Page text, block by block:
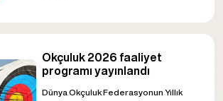
Okçuluk 2026 faaliyet
programı yayınlandı
Dünya Okçuluk Federasyonun Yıllık